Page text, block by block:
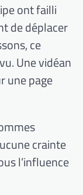
ont failli
de déplacer
ce
Une vidéan
une page
crainte
l’influence